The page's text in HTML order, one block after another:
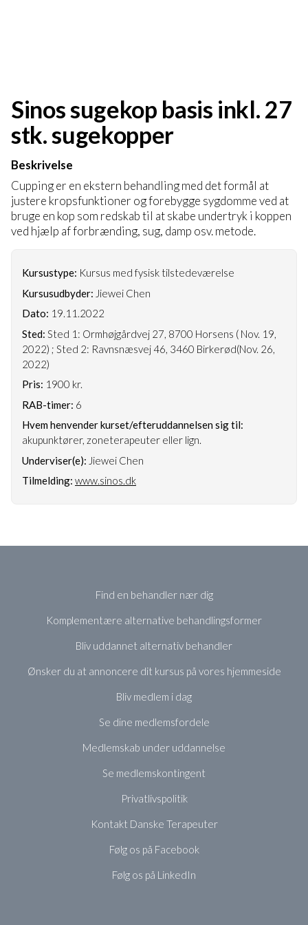
Sinos sugekop basis inkl. 27
stk. sugekopper
Beskrivelse
Cupping er en ekstern behandling med det formål at
justere kropsfunktioner og forebygge sygdomme ved at
bruge en kop som redskab til at skabe undertryk i koppen
ved hjælp af forbrænding, sug, damp osv. metode.
Kursustype: Kursus med fysisk tilstedeværelse
Kursusudbyder: Jiewei Chen
Dato: 19.11.2022
Sted: Sted 1: Ormhøjgårdvej 27, 8700 Horsens ( Nov. 19,
2022) ; Sted 2: Ravnsnæsvej 46, 3460 Birkerød(Nov. 26,
2022)
Pris: 1900 kr.
RAB-timer: 6
Hvem henvender kurset/efteruddannelsen sig til:
akupunktører, zoneterapeuter eller lign.
Underviser(e): Jiewei Chen
Tilmelding: www.sinos.dk
Find en behandler nær dig
Komplementære alternative behandlingsformer
Bliv uddannet alternativ behandler
Ønsker du at annoncere dit kursus på vores hjemmeside
Bliv medlem i dag
Se dine medlemsfordele
Medlemskab under uddannelse
Se medlemskontingent
Privatlivspolitik
Kontakt Danske Terapeuter
Følg os på Facebook
Følg os på LinkedIn